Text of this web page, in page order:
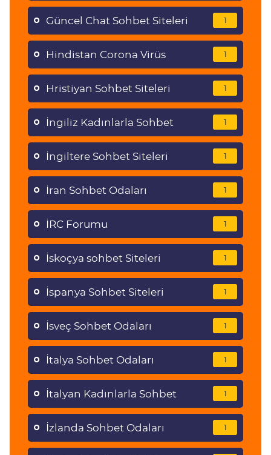
Güncel Chat Sohbet Siteleri 1
Hindistan Corona Virüs 1
Hristiyan Sohbet Siteleri 1
İngiliz Kadınlarla Sohbet 1
İngiltere Sohbet Siteleri 1
İran Sohbet Odaları 1
İRC Forumu 1
İskoçya sohbet Siteleri 1
İspanya Sohbet Siteleri 1
İsveç Sohbet Odaları 1
İtalya Sohbet Odaları 1
İtalyan Kadınlarla Sohbet 1
İzlanda Sohbet Odaları 1